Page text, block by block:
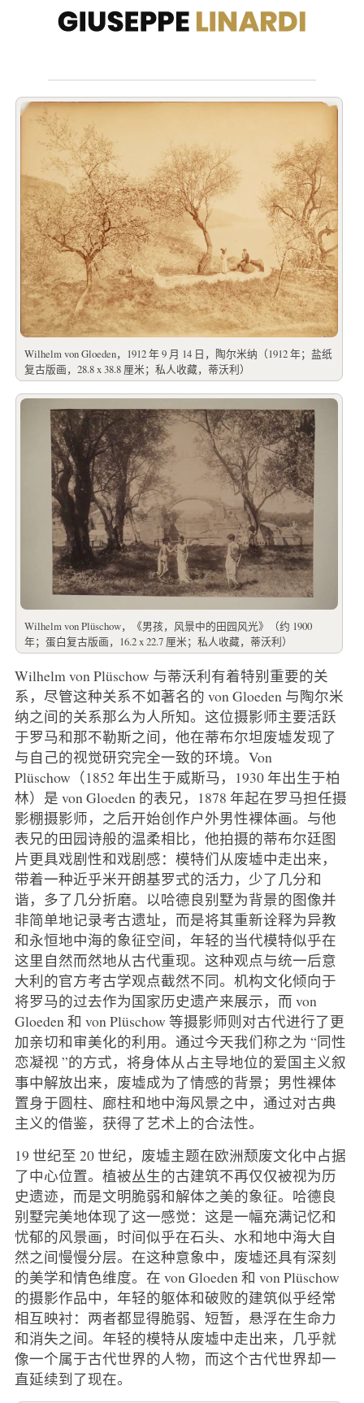
Wilhelm von Gloeden，1912 年 9 月 14 日，陶尔米纳（1912 年；盐纸
复古版画，28.8 x 38.8 厘米；私人收藏，蒂沃利）
Wilhelm von Plüschow，《男孩，风景中的田园风光》（约 1900
年；蛋白复古版画，16.2 x 22.7 厘米；私人收藏，蒂沃利）
Wilhelm von Plüschow 与蒂沃利有着特别重要的关
系，尽管这种关系不如著名的 von Gloeden 与陶尔米
纳之间的关系那么为人所知。这位摄影师主要活跃
于罗马和那不勒斯之间，他在蒂布尔坦废墟发现了
与自己的视觉研究完全一致的环境。Von
Plüschow（1852 年出生于威斯马，1930 年出生于柏
林）是 von Gloeden 的表兄，1878 年起在罗马担任摄
影棚摄影师，之后开始创作户外男性裸体画。与他
表兄的田园诗般的温柔相比，他拍摄的蒂布尔廷图
片更具戏剧性和戏剧感：模特们从废墟中走出来，
带着一种近乎米开朗基罗式的活力，少了几分和
谐，多了几分折磨。以哈德良别墅为背景的图像并
非简单地记录考古遗址，而是将其重新诠释为异教
和永恒地中海的象征空间，年轻的当代模特似乎在
这里自然而然地从古代重现。这种观点与统一后意
大利的官方考古学观点截然不同。机构文化倾向于
将罗马的过去作为国家历史遗产来展示，而 von
Gloeden 和 von Plüschow 等摄影师则对古代进行了更
加亲切和审美化的利用。通过今天我们称之为 “同性
恋凝视 ”的方式，将身体从占主导地位的爱国主义叙
事中解放出来，废墟成为了情感的背景；男性裸体
置身于圆柱、廊柱和地中海风景之中，通过对古典
主义的借鉴，获得了艺术上的合法性。
19 世纪至 20 世纪，废墟主题在欧洲颓废文化中占据
了中心位置。植被丛生的古建筑不再仅仅被视为历
史遗迹，而是文明脆弱和解体之美的象征。哈德良
别墅完美地体现了这一感觉：这是一幅充满记忆和
忧郁的风景画，时间似乎在石头、水和地中海大自
然之间慢慢分层。在这种意象中，废墟还具有深刻
的美学和情色维度。在 von Gloeden 和 von Plüschow
的摄影作品中，年轻的躯体和破败的建筑似乎经常
相互映衬：两者都显得脆弱、短暂，悬浮在生命力
和消失之间。年轻的模特从废墟中走出来，几乎就
像一个属于古代世界的人物，而这个古代世界却一
直延续到了现在。